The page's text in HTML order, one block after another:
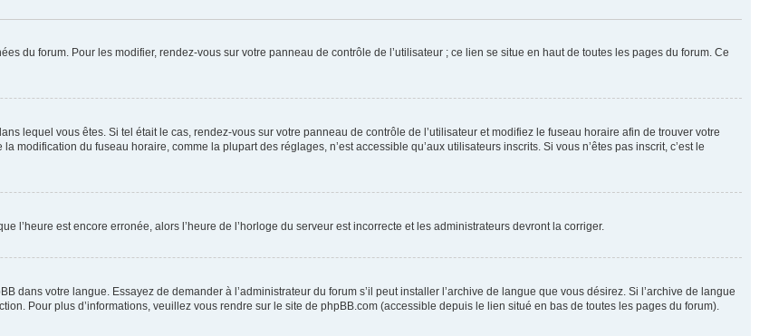
du forum. Pour les modifier, rendez-vous sur votre panneau de contrôle de l’utilisateur ; ce lien se situe en haut de toutes les pages du forum. Ce
lequel vous êtes. Si tel était le cas, rendez-vous sur votre panneau de contrôle de l’utilisateur et modifiez le fuseau horaire afin de trouver votre
modification du fuseau horaire, comme la plupart des réglages, n’est accessible qu’aux utilisateurs inscrits. Si vous n’êtes pas inscrit, c’est le
l’heure est encore erronée, alors l’heure de l’horloge du serveur est incorrecte et les administrateurs devront la corriger.
dans votre langue. Essayez de demander à l’administrateur du forum s’il peut installer l’archive de langue que vous désirez. Si l’archive de langue
Pour plus d’informations, veuillez vous rendre sur le site de phpBB.com (accessible depuis le lien situé en bas de toutes les pages du forum).